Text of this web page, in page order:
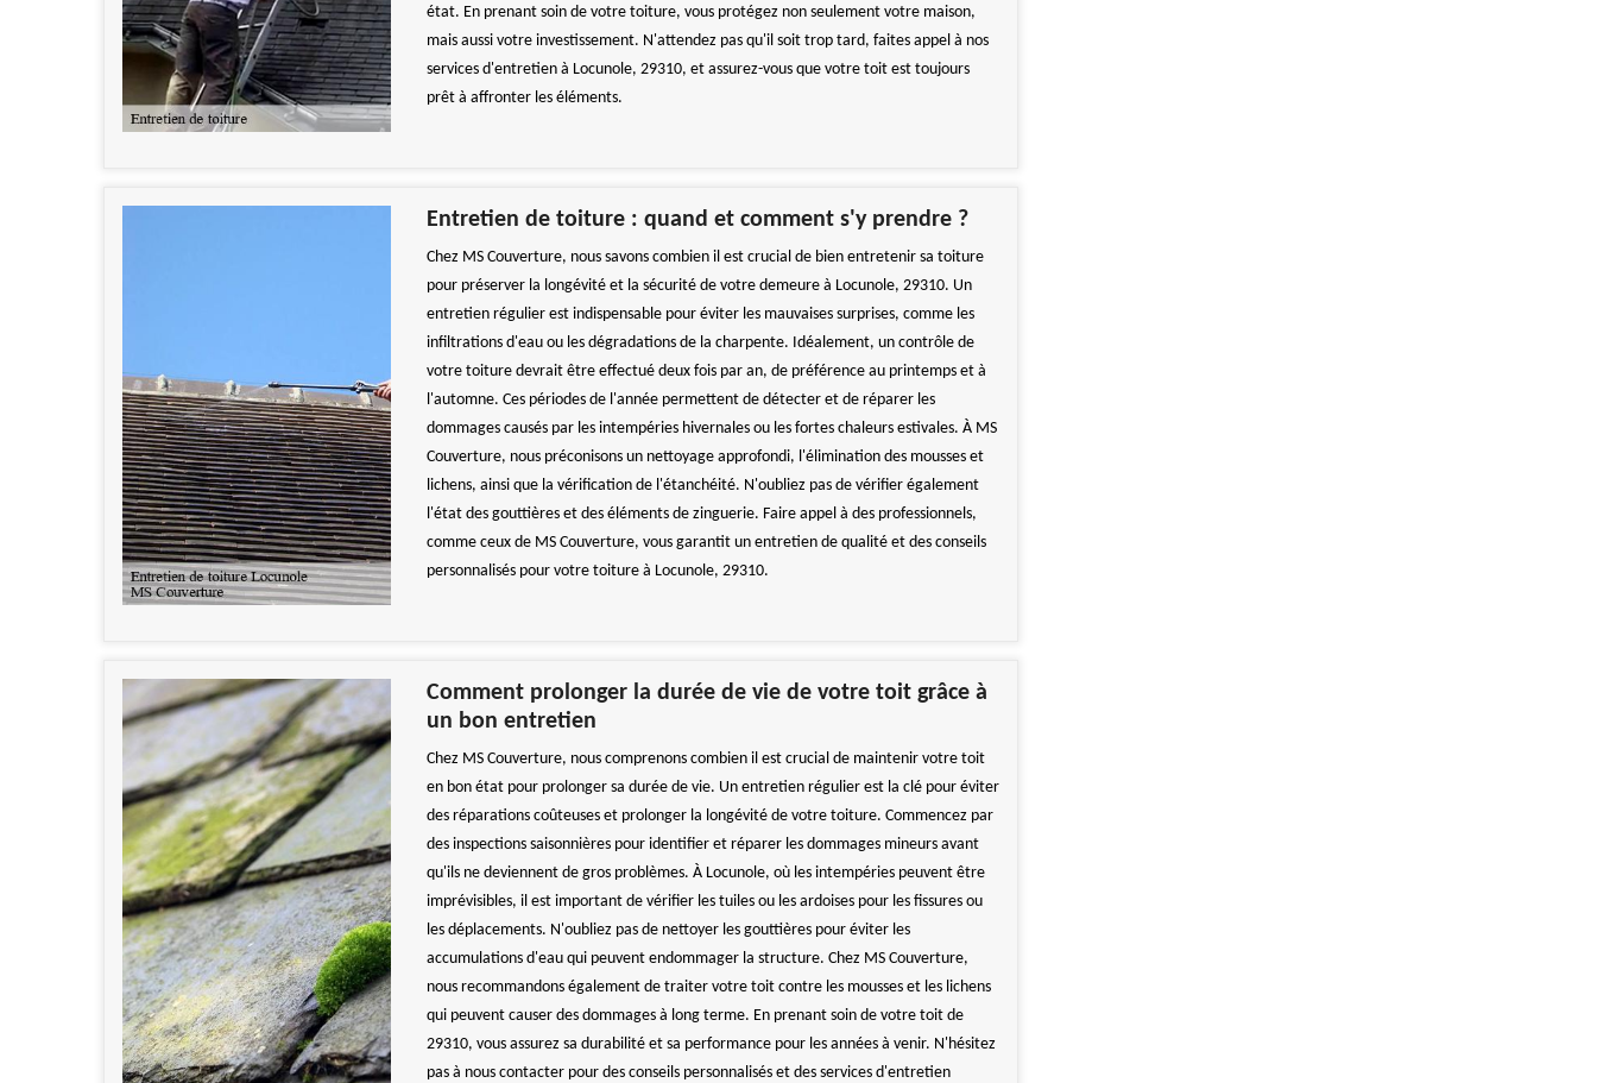
état. En prenant soin de votre toiture, vous protégez non seulement votre maison,
mais aussi votre investissement. N'attendez pas qu'il soit trop tard, faites appel à nos
services d'entretien à Locunole, 29310, et assurez-vous que votre toit est toujours
prêt à affronter les éléments.
Entretien de toiture : quand et comment s'y prendre ?
Chez MS Couverture, nous savons combien il est crucial de bien entretenir sa toiture
pour préserver la longévité et la sécurité de votre demeure à Locunole, 29310. Un
entretien régulier est indispensable pour éviter les mauvaises surprises, comme les
infiltrations d'eau ou les dégradations de la charpente. Idéalement, un contrôle de
votre toiture devrait être effectué deux fois par an, de préférence au printemps et à
l'automne. Ces périodes de l'année permettent de détecter et de réparer les
dommages causés par les intempéries hivernales ou les fortes chaleurs estivales. À MS
Couverture, nous préconisons un nettoyage approfondi, l'élimination des mousses et
lichens, ainsi que la vérification de l'étanchéité. N'oubliez pas de vérifier également
l'état des gouttières et des éléments de zinguerie. Faire appel à des professionnels,
comme ceux de MS Couverture, vous garantit un entretien de qualité et des conseils
personnalisés pour votre toiture à Locunole, 29310.
Comment prolonger la durée de vie de votre toit grâce à
un bon entretien
Chez MS Couverture, nous comprenons combien il est crucial de maintenir votre toit
en bon état pour prolonger sa durée de vie. Un entretien régulier est la clé pour éviter
des réparations coûteuses et prolonger la longévité de votre toiture. Commencez par
des inspections saisonnières pour identifier et réparer les dommages mineurs avant
qu'ils ne deviennent de gros problèmes. À Locunole, où les intempéries peuvent être
imprévisibles, il est important de vérifier les tuiles ou les ardoises pour les fissures ou
les déplacements. N'oubliez pas de nettoyer les gouttières pour éviter les
accumulations d'eau qui peuvent endommager la structure. Chez MS Couverture,
nous recommandons également de traiter votre toit contre les mousses et les lichens
qui peuvent causer des dommages à long terme. En prenant soin de votre toit de
29310, vous assurez sa durabilité et sa performance pour les années à venir. N'hésitez
pas à nous contacter pour des conseils personnalisés et des services d'entretien